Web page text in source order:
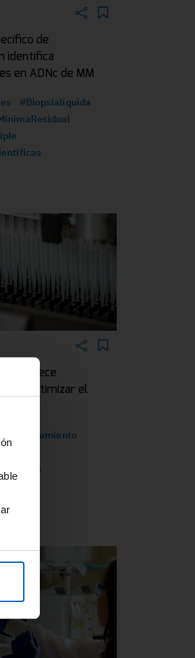
de
identifica
en ADNc de MM
#Biopsialiquida
ofrece
para optimizar el
#Tratamiento